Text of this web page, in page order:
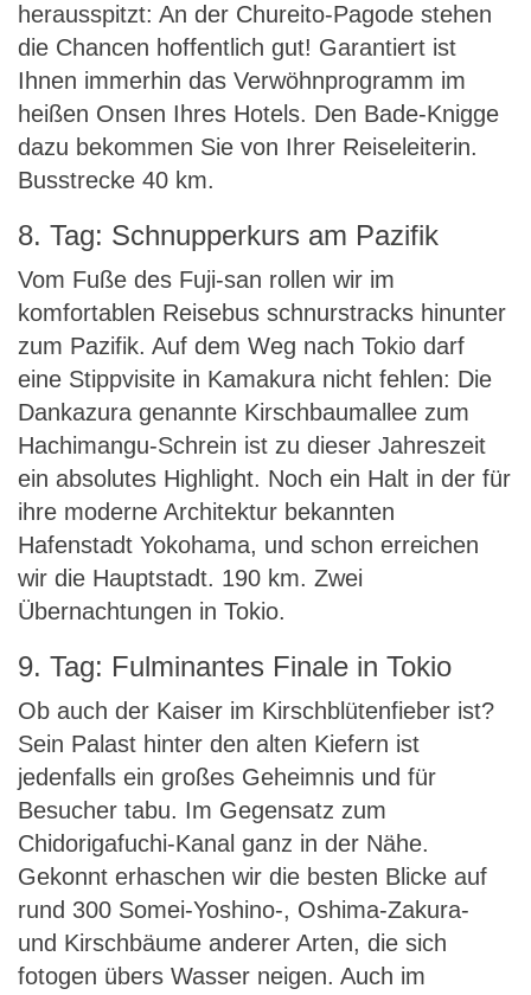
herausspitzt: An der Chureito-Pagode stehen
die Chancen hoffentlich gut! Garantiert ist
Ihnen immerhin das Verwöhnprogramm im
heißen Onsen Ihres Hotels. Den Bade-Knigge
dazu bekommen Sie von Ihrer Reiseleiterin.
Busstrecke 40 km.
8. Tag: Schnupperkurs am Pazifik
Vom Fuße des Fuji-san rollen wir im
komfortablen Reisebus schnurstracks hinunter
zum Pazifik. Auf dem Weg nach Tokio darf
eine Stippvisite in Kamakura nicht fehlen: Die
Dankazura genannte Kirschbaumallee zum
Hachimangu-Schrein ist zu dieser Jahreszeit
ein absolutes Highlight. Noch ein Halt in der für
ihre moderne Architektur bekannten
Hafenstadt Yokohama, und schon erreichen
wir die Hauptstadt. 190 km. Zwei
Übernachtungen in Tokio.
9. Tag: Fulminantes Finale in Tokio
Ob auch der Kaiser im Kirschblütenfieber ist?
Sein Palast hinter den alten Kiefern ist
jedenfalls ein großes Geheimnis und für
Besucher tabu. Im Gegensatz zum
Chidorigafuchi-Kanal ganz in der Nähe.
Gekonnt erhaschen wir die besten Blicke auf
rund 300 Somei-Yoshino-, Oshima-Zakura-
und Kirschbäume anderer Arten, die sich
fotogen übers Wasser neigen. Auch im